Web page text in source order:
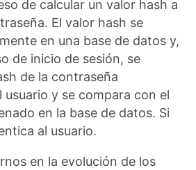
de calcular un valor hash a
El valor hash se
en una base de datos y,
de inicio de sesión, se
de la contraseña
y se compara con el
en la base de datos. Si
al usuario.
en la evolución de los